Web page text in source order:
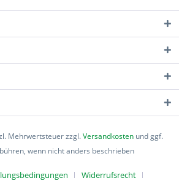
Mehrwertsteuer zzgl.Versandkosten und ggf.
wenn nicht anders beschrieben
Widerrufsrecht